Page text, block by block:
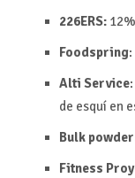
226ERS:12%
Foodspring:
Alti Service
de esquí en
Bulk
Fitness